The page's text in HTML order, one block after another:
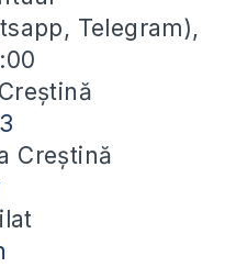
Telegram),
Creștină